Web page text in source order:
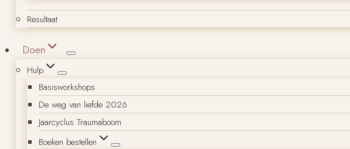
Resultaat
Doen
Hulp
Basisworkshops
De weg van liefde 2026
Jaarcyclus Traumaboom
Boeken bestellen